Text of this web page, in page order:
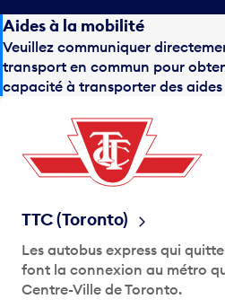
Aides à la mobilité
Veuillez communiquer
transport en commun pour
capacité à transporter des
TTC (Toronto)
Les autobus express qui
font la connexion au métro
Centre-Ville de Toronto.